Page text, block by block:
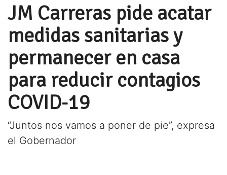
JM Carreras pide acatar
medidas sanitarias y
permanecer en casa
para reducir contagios
COVID-19
“Juntos nos vamos a poner de pie”, expresa
el Gobernador